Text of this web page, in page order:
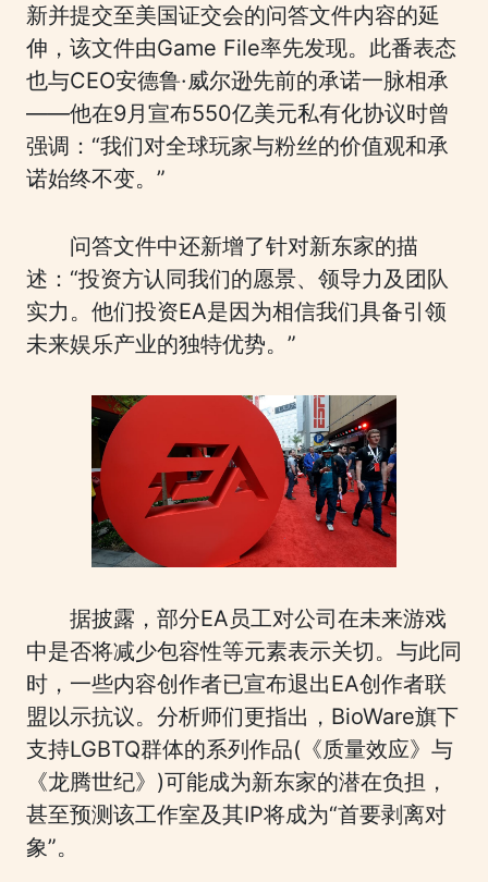
新并提交至美国证交会的问答文件内容的延
伸，该文件由Game File率先发现。此番表态
也与CEO安德鲁·威尔逊先前的承诺一脉相承
——他在9月宣布550亿美元私有化协议时曾
强调：“我们对全球玩家与粉丝的价值观和承
诺始终不变。”
问答文件中还新增了针对新东家的描
述：“投资方认同我们的愿景、领导力及团队
实力。他们投资EA是因为相信我们具备引领
未来娱乐产业的独特优势。”
据披露，部分EA员工对公司在未来游戏
中是否将减少包容性等元素表示关切。与此同
时，一些内容创作者已宣布退出EA创作者联
盟以示抗议。分析师们更指出，BioWare旗下
支持LGBTQ群体的系列作品(《质量效应》与
《龙腾世纪》)可能成为新东家的潜在负担，
甚至预测该工作室及其IP将成为“首要剥离对
象”。